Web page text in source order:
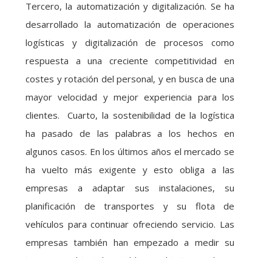
Tercero, la automatización y digitalización. Se ha
desarrollado la automatización de operaciones
logísticas y digitalización de procesos como
respuesta a una creciente competitividad en
costes y rotación del personal, y en busca de una
mayor velocidad y mejor experiencia para los
clientes. Cuarto, la sostenibilidad de la logística
ha pasado de las palabras a los hechos en
algunos casos. En los últimos años el mercado se
ha vuelto más exigente y esto obliga a las
empresas a adaptar sus instalaciones, su
planificación de transportes y su flota de
vehículos para continuar ofreciendo servicio. Las
empresas también han empezado a medir su